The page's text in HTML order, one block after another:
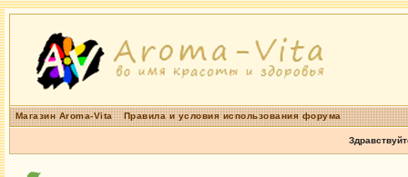
Магазин Aroma-Vita Правила и условия использования форума